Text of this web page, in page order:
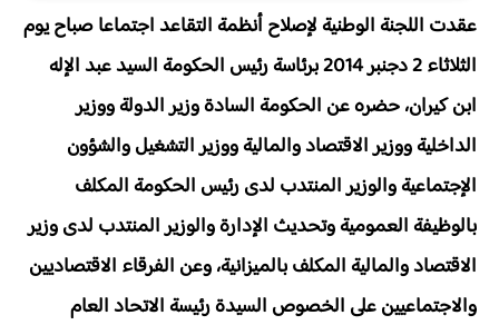
عقدت اللجنة الوطنية لإصلاح أنظمة التقاعد اجتماعا صباح يوم
الثلاثاء 2 دجنبر 2014 برئاسة رئيس الحكومة السيد عبد الإله
ابن كيران، حضره عن الحكومة السادة وزير الدولة ووزير
الداخلية ووزير الاقتصاد والمالية ووزير التشغيل والشؤون
الإجتماعية والوزير المنتدب لدى رئيس الحكومة المكلف
بالوظيفة العمومية وتحديث الإدارة والوزير المنتدب لدى وزير
الاقتصاد والمالية المكلف بالميزانية، وعن الفرقاء الاقتصاديين
والاجتماعيين على الخصوص السيدة رئيسة الاتحاد العام